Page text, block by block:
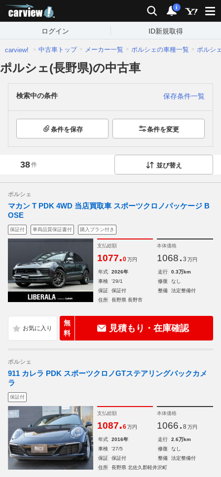
検索 通知
i
ログイン ID新規取得
carview! 中古車トップ メーカー一覧 ポルシェの車種一覧 ポルシ
ポルシェ(長野県)の中古車
検索中の条件 保存条件一覧
条件を保存 条件を変更
38件 並び替え
ポルシェ
マカン T PDK 4WD 当店買取車 スポーツクロノパッケージ B
OSE
保証付 車両品質保証書付 購入プラン付き
支払総額
1077.0 万円
本体価格
1068. 3 万円
年式 2026年 走行
0.3万km
車検
'29/1 修復
なし
保証
保証付 整備
法定整備付
住所
長野県 長野市
無
料
見積もり・在庫確認
ポルシェ
911 カレラ PDK スポーツクロノGTステアリングバックカメ
ラ
保証付
支払総額
1087.6 万円
本体価格
1066. 8 万円
年式 2016年 走行
2.6万km
車検
'27/5 修復
なし
保証
保証付 整備
法定整備付
住所
長野県 北佐久郡軽井沢町